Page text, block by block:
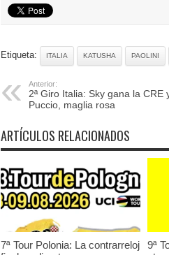
Etiqueta: ITALIA KATUSHA PAOLINI
Anterior:
2ª Giro Italia: Sky gana la CRE
Puccio, maglia rosa
ARTÍCULOS RELACIONADOS
7ª Tour Polonia: La contrarreloj
9ª